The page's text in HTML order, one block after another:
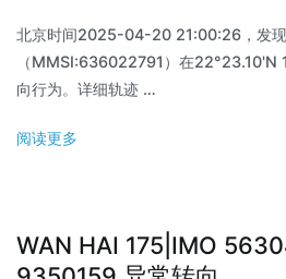
北京时间2025-04-20 21:00:26，发
（MMSI:636022791）在22°23.10'N
向行为。详细轨迹 …
阅读更多
WAN HAI 175|IMO